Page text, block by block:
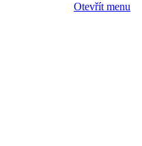
Otevřít menu